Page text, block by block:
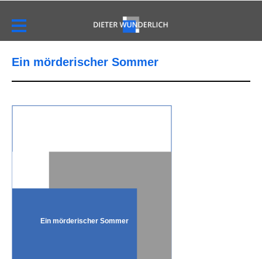
Ein mörderischer Sommer
Ein mörderischer Sommer